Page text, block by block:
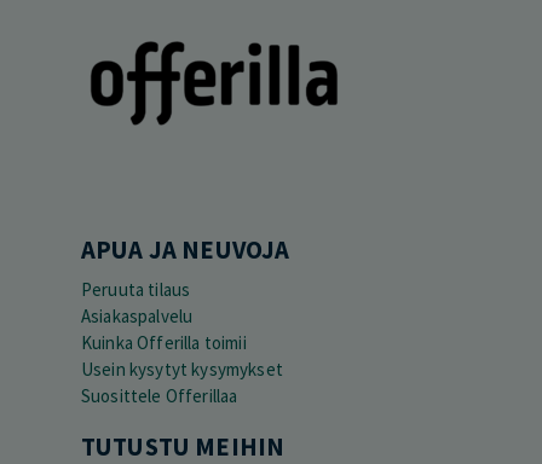
APUA JA NEUVOJA
Peruuta tilaus
Asiakaspalvelu
Kuinka Offerilla toimii
Usein kysytyt kysymykset
Suosittele Offerillaa
TUTUSTU MEIHIN